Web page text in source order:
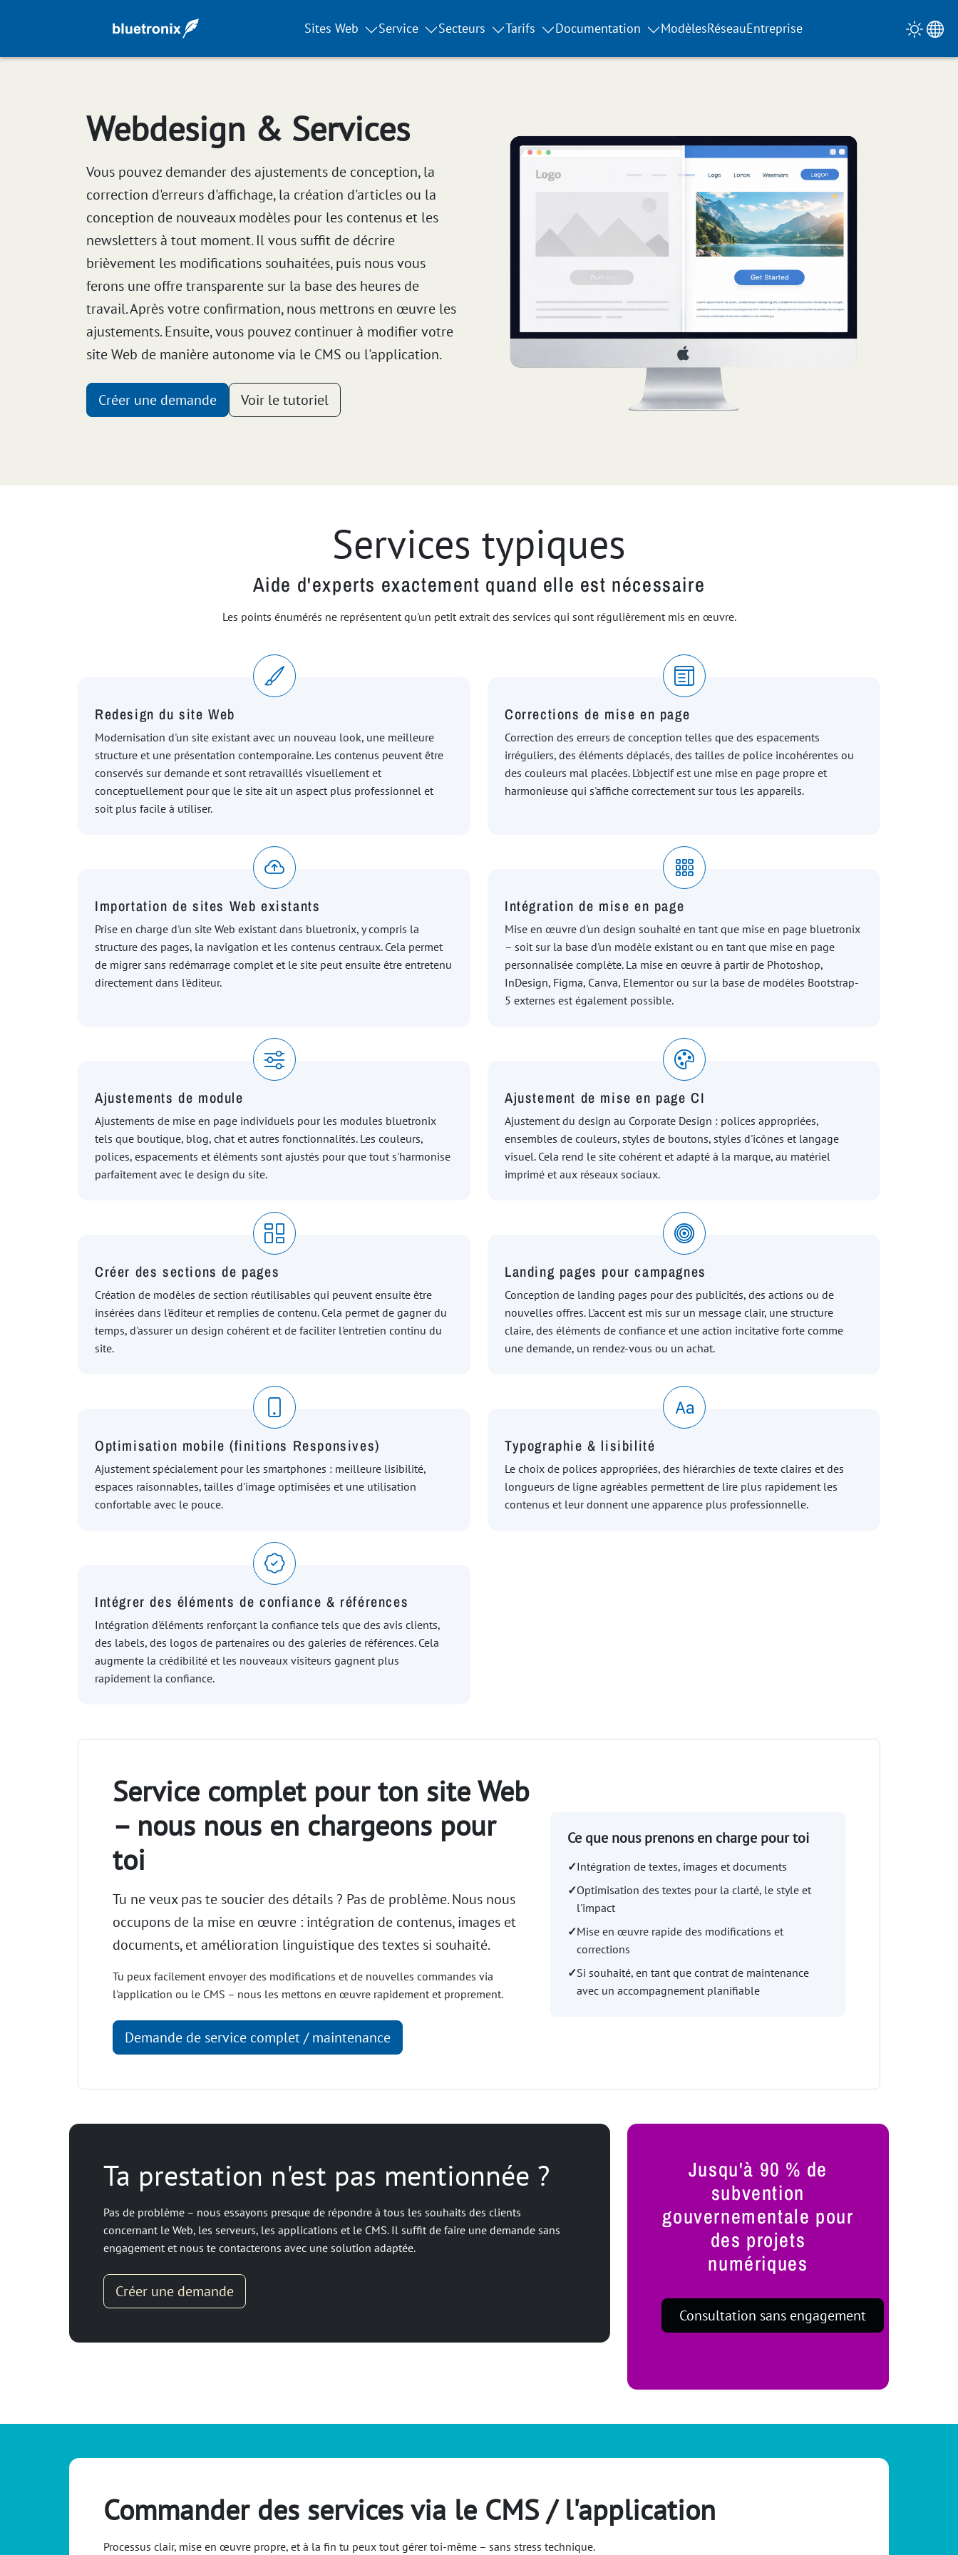
Sites Web Service Secteurs Tarifs Documentation ModèlesRéseauEntreprise
Webdesign & Services
Vous pouvez demander des ajustements de conception, la
correction d'erreurs d'affichage, la création d'articles ou la
conception de nouveaux modèles pour les contenus et les
newsletters à tout moment. Il vous suffit de décrire
brièvement les modifications souhaitées, puis nous vous
ferons une offre transparente sur la base des heures de
travail. Après votre confirmation, nous mettrons en œuvre les
ajustements. Ensuite, vous pouvez continuer à modifier votre
site Web de manière autonome via le CMS ou l'application.
Créer une demande Voir le tutoriel
Services typiques
Aide d'experts exactement quand elle est nécessaire
Les points énumérés ne représentent qu'un petit extrait des services qui sont régulièrement mis en œuvre.
Redesign du site Web
Modernisation d'un site existant avec un nouveau look, une meilleure
structure et une présentation contemporaine. Les contenus peuvent être
conservés sur demande et sont retravaillés visuellement et
conceptuellement pour que le site ait un aspect plus professionnel et
soit plus facile à utiliser.
Corrections de mise en page
Correction des erreurs de conception telles que des espacements
irréguliers, des éléments déplacés, des tailles de police incohérentes ou
des couleurs mal placées. L'objectif est une mise en page propre et
harmonieuse qui s'affiche correctement sur tous les appareils.
Importation de sites Web existants
Prise en charge d'un site Web existant dans bluetronix, y compris la
structure des pages, la navigation et les contenus centraux. Cela permet
de migrer sans redémarrage complet et le site peut ensuite être entretenu
directement dans l'éditeur.
Intégration de mise en page
Mise en œuvre d'un design souhaité en tant que mise en page bluetronix
– soit sur la base d'un modèle existant ou en tant que mise en page
personnalisée complète. La mise en œuvre à partir de Photoshop,
InDesign, Figma, Canva, Elementor ou sur la base de modèles Bootstrap-
5 externes est également possible.
Ajustements de module
Ajustements de mise en page individuels pour les modules bluetronix
tels que boutique, blog, chat et autres fonctionnalités. Les couleurs,
polices, espacements et éléments sont ajustés pour que tout s'harmonise
parfaitement avec le design du site.
Ajustement de mise en page CI
Ajustement du design au Corporate Design : polices appropriées,
ensembles de couleurs, styles de boutons, styles d'icônes et langage
visuel. Cela rend le site cohérent et adapté à la marque, au matériel
imprimé et aux réseaux sociaux.
Créer des sections de pages
Création de modèles de section réutilisables qui peuvent ensuite être
insérées dans l'éditeur et remplies de contenu. Cela permet de gagner du
temps, d'assurer un design cohérent et de faciliter l'entretien continu du
site.
Landing pages pour campagnes
Conception de landing pages pour des publicités, des actions ou de
nouvelles offres. L'accent est mis sur un message clair, une structure
claire, des éléments de confiance et une action incitative forte comme
une demande, un rendez-vous ou un achat.
Optimisation mobile (finitions Responsives)
Ajustement spécialement pour les smartphones : meilleure lisibilité,
espaces raisonnables, tailles d'image optimisées et une utilisation
confortable avec le pouce.
Typographie & lisibilité
Le choix de polices appropriées, des hiérarchies de texte claires et des
longueurs de ligne agréables permettent de lire plus rapidement les
contenus et leur donnent une apparence plus professionnelle.
Intégrer des éléments de confiance & références
Intégration d'éléments renforçant la confiance tels que des avis clients,
des labels, des logos de partenaires ou des galeries de références. Cela
augmente la crédibilité et les nouveaux visiteurs gagnent plus
rapidement la confiance.
Service complet pour ton site Web
– nous nous en chargeons pour
toi
Tu ne veux pas te soucier des détails ? Pas de problème. Nous nous
occupons de la mise en œuvre : intégration de contenus, images et
documents, et amélioration linguistique des textes si souhaité.
Tu peux facilement envoyer des modifications et de nouvelles commandes via
l'application ou le CMS – nous les mettons en œuvre rapidement et proprement.
Demande de service complet / maintenance
Ce que nous prenons en charge pour toi
✓Intégration de textes, images et documents
✓Optimisation des textes pour la clarté, le style et
l'impact
✓Mise en œuvre rapide des modifications et
corrections
✓Si souhaité, en tant que contrat de maintenance
avec un accompagnement planifiable
Ta prestation n'est pas mentionnée ?
Pas de problème – nous essayons presque de répondre à tous les souhaits des clients
concernant le Web, les serveurs, les applications et le CMS. Il suffit de faire une demande sans
engagement et nous te contacterons avec une solution adaptée.
Créer une demande
Jusqu'à 90 % de
subvention
gouvernementale pour
des projets
numériques
Consultation sans engagement
Commander des services via le CMS / l'application
Processus clair, mise en œuvre propre, et à la fin tu peux tout gérer toi-même – sans stress technique.